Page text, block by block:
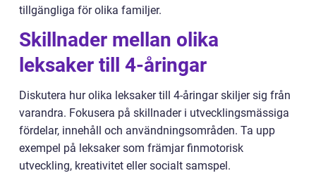
tillgängliga för olika familjer.
Skillnader mellan olika
leksaker till 4-åringar
Diskutera hur olika leksaker till 4-åringar skiljer sig från
varandra. Fokusera på skillnader i utvecklingsmässiga
fördelar, innehåll och användningsområden. Ta upp
exempel på leksaker som främjar finmotorisk
utveckling, kreativitet eller socialt samspel.